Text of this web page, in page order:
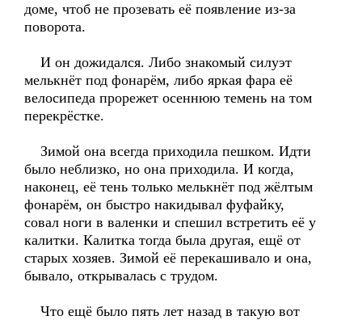
доме, чтоб не прозевать её появление из-за
поворота.
И он дожидался. Либо знакомый силуэт
мелькнёт под фонарём, либо яркая фара её
велосипеда прорежет осеннюю темень на том
перекрёстке.
Зимой она всегда приходила пешком. Идти
было неблизко, но она приходила. И когда,
наконец, её тень только мелькнёт под жёлтым
фонарём, он быстро накидывал фуфайку,
совал ноги в валенки и спешил встретить её у
калитки. Калитка тогда была другая, ещё от
старых хозяев. Зимой её перекашивало и она,
бывало, открывалась с трудом.
Что ещё было пять лет назад в такую вот